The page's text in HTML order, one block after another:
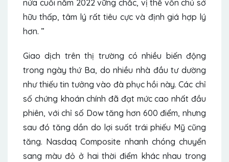
nửa cuối năm 2022 vững chắc, vị thế vốn chủ sở
hữu thấp, tâm lý rất tiêu cực và định giá hợp lý
hơn. ”
Giao dịch trên thị trường có nhiều biến động
trong ngày thứ Ba, do nhiều nhà đầu tư dường
như thiếu tin tưởng vào đà phục hồi này. Các chỉ
số chứng khoán chính đã đạt mức cao nhất đầu
phiên, với chỉ số Dow tăng hơn 600 điểm, nhưng
sau đó tăng dần do lợi suất trái phiếu Mỹ cũng
tăng. Nasdaq Composite nhanh chóng chuyển
sang màu đỏ ở hai thời điểm khác nhau trong